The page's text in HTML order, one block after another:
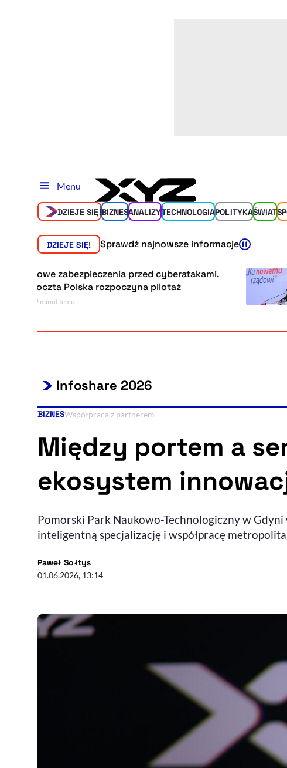
Menu
DZIEJE SIĘ!BIZNESANALIZYTECHNOLOGIAPOLITYKAŚWIAT
DZIEJE SIĘ! Sprawdź najnowsze informacje
Nowe zabezpieczenia przed cyberatakami.
Poczta Polska rozpoczyna pilotaż
19 minut temu
Infoshare 2026
Kategoria artykułu:
BIZNESWspółpraca z partnerem
Między portem a
ekosystem
Pomorski Park Naukowo-Technologiczny w
inteligentną specjalizację i współpracę
Paweł Sołtys- autor artykułu - profil
01.06.2026, 13:14